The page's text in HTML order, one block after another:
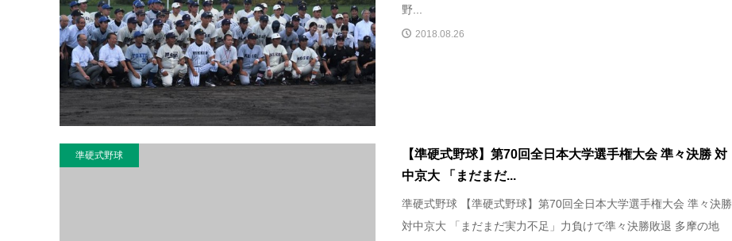
野...
2018.08.26
準硬式野球
【準硬式野球】第70回全日本大学選手権大会 準々決勝 対
中京大 「まだまだ...
準硬式野球 【準硬式野球】第70回全日本大学選手権大会 準々決勝
対中京大 「まだまだ実力不足」力負けで準々決勝敗退 多摩の地